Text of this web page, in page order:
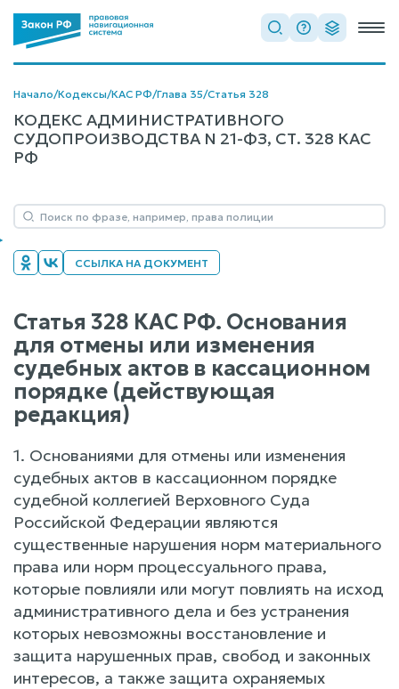
Начало/Кодексы/КАС РФ/Глава 35/Статья 328
КОДЕКС АДМИНИСТРАТИВНОГО
СУДОПРОИЗВОДСТВА N 21-ФЗ, СТ. 328 КАС
РФ
ССЫЛКА НА ДОКУМЕНТ
Статья 328 КАС РФ. Основания
для отмены или изменения
судебных актов в кассационном
порядке (действующая
редакция)
1. Основаниями для отмены или изменения
судебных актов в кассационном порядке
судебной коллегией Верховного Суда
Российской Федерации являются
существенные нарушения норм материального
права или норм процессуального права,
которые повлияли или могут повлиять на исход
административного дела и без устранения
которых невозможны восстановление и
защита нарушенных прав, свобод и законных
интересов, а также защита охраняемых